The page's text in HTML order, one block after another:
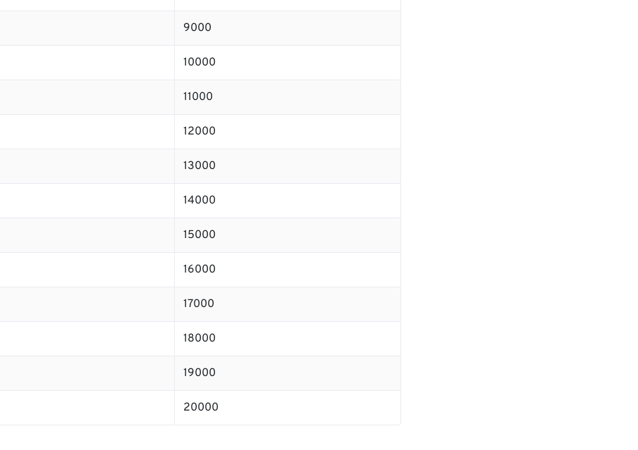
9000
10000
11000
12000
13000
14000
15000
16000
17000
18000
19000
20000